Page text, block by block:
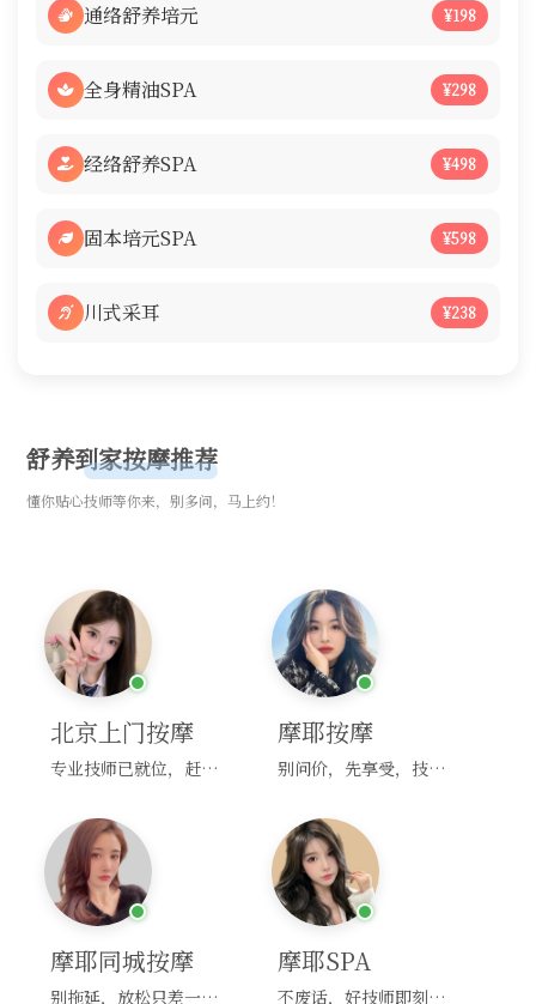
通络舒养培元 ¥198
全身精油SPA ¥298
经络舒养SPA ¥498
固本培元SPA ¥598
川式采耳 ¥238
舒养到家按摩推荐
懂你贴心技师等你来，别多问，马上约！
北京上门按摩
专业技师已就位，赶紧下单！
摩耶按摩
别问价，先享受，技师马上到！
摩耶同城按摩
别拖延，放松只差一次点击！
摩耶SPA
不废话，好技师即刻上门，约！